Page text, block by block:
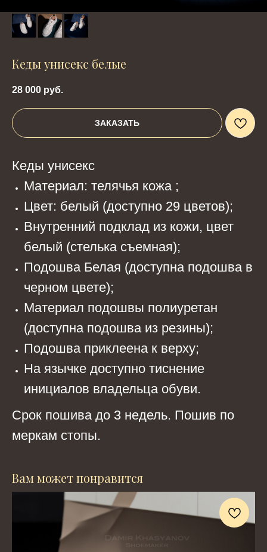
Кеды унисекс белые
28 000 руб.
ЗАКАЗАТЬ
Кеды унисекс
Материал: телячья кожа ;
Цвет: белый (доступно 29 цветов);
Внутренний подклад из кожи, цвет
белый (стелька съемная);
Подошва Белая (доступна подошва в
черном цвете);
Материал подошвы полиуретан
(доступна подошва из резины);
Подошва приклеена к верху;
На язычке доступно тиснение
инициалов владельца обуви.
Срок пошива до 3 недель. Пошив по
меркам стопы.
Вам может понравится